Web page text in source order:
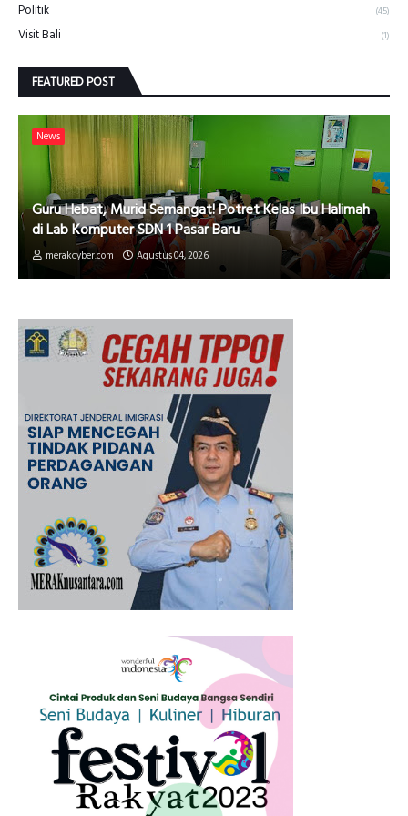
Politik (45)
Visit Bali (1)
FEATURED POST
News
Guru Hebat, Murid Semangat! Potret Kelas Ibu Halimah
di Lab Komputer SDN 1 Pasar Baru
merakcyber.com Agustus 04, 2026